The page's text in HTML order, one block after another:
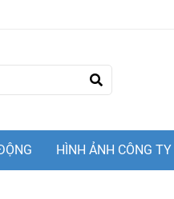
HÌNH ẢNH CÔNG TY